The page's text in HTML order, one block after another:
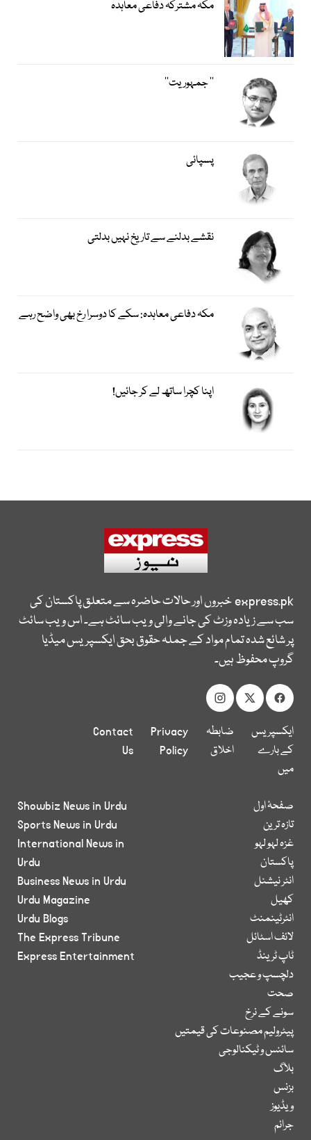
مکہ مشترکہ دفاعی معاہدہ
’’ جمہوریت‘‘
پسپائی
نقشے بدلنے سے تاریخ نہیں بدلتی
مکہ دفاعی معاہدہ: سکے کا دوسرا رخ بھی واضح رہے
اپنا کچرا ساتھ لے کر جائیں!
express.pkخبروں اور حالات حاضرہ سے متعلق پاکستان کی
سب سے زیادہ وزٹ کی جانے والی ویب سائٹ ہے۔ اس ویب سائٹ
پر شائع شدہ تمام مواد کے جملہ حقوق بحق ایکسپریس میڈیا
گروپ محفوظ ہیں۔
ایکسپریس
کے بارے
میں
ضابطہ
اخلاق
Privacy
Policy
Contact
Us
صفحۂ اول
تازہ ترین
غزہ لہو لہو
پاکستان
انٹر نیشنل
کھیل
انٹرٹینمنٹ
لائف اسٹائل
ٹاپ ٹرینڈ
دلچسپ و عجیب
صحت
سونے کے نرخ
پیٹرولیم مصنوعات کی قیمتیں
سائنس و ٹیکنالوجی
بلاگ
بزنس
ویڈیوز
جرائم
Showbiz News in Urdu
Sports News in Urdu
International News in
Urdu
Business News in Urdu
Urdu Magazine
Urdu Blogs
The Express Tribune
Express Entertainment